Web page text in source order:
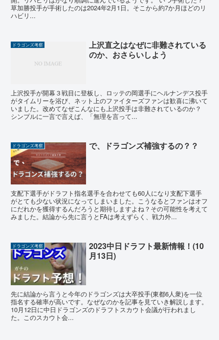
草加勝投手が手術したのは2024年2月1日。そこから約7か月ほどのリ
ハビリ...
ドラゴンズ考察
上沢直之はなぜに非難されている
のか、おさらいしよう
上沢投手が開幕３戦目に登板し、ロッテの岡選手にヘルナンデス投手
がタイムリーを浴び、ネット上のファイターズファンは歓喜に沸いて
いました。改めてなぜこんなにも上沢投手は非難されているのか？
シンプルに一言で言えば、「無理を言って...
ドラゴンズ考察 で、ドラゴンズ補強するの？？
支配下選手がドラフト指名選手を合わせても60人になり支配下選手
がとても少ない状況になってしまいました。こうなるとファンはオフ
にだれかを獲得するんだろうと期待しますよね？その可能性を考えて
みました。結論から先に言うとFAは考えずらく、戦力外...
ドラゴンズ考察
2023中日ドラフト最新情報！(10
月13日)
先に結論から言うと今年のドラゴンズは大卒投手(東都6人衆)を一位
指名する確率が高いです。なぜなのかを記事を見ていき解説します。
10月12日に中日ドラゴンズのドラフトスカウト会議が行われまし
た。このスカウト会...